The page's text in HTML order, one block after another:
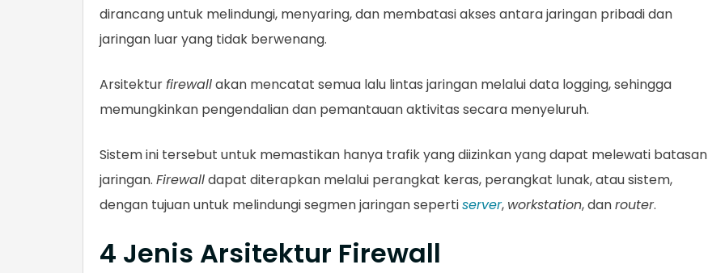
dirancang untuk melindungi, menyaring, dan membatasi akses antara jaringan pribadi dan
jaringan luar yang tidak berwenang.
Arsitekturfirewallakan mencatat semua lalu lintas jaringan melalui data logging, sehingga
memungkinkan pengendalian dan pemantauan aktivitas secara menyeluruh.
Sistem ini tersebut untuk memastikan hanya trafik yang diizinkan yang dapat melewati batasan
jaringan. Firewalldapat diterapkan melalui perangkat keras, perangkat lunak, atau sistem,
dengan tujuan untuk melindungi segmen jaringan sepertiserver, workstation, danrouter.
4 Jenis Arsitektur Firewall